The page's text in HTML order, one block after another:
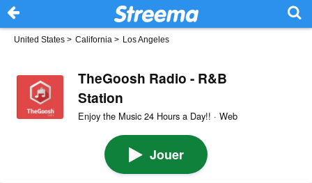
United States > California > Los Angeles
TheGoosh Radio - R&B
Station
Enjoy the Music 24 Hours a Day!! · Web
Jouer